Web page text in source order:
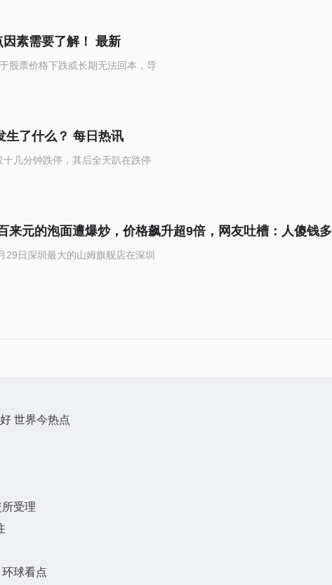
素需要了解！ 最新
股票价格下跌或长期无法回本，导
生了什么？ 每日热讯
几分钟跌停，其后全天趴在跌停
来元的泡面遭爆炒，价格飙升超9倍，网友吐槽：人傻钱多
日深圳最大的山姆旗舰店在深圳
世界今热点
受理
球看点